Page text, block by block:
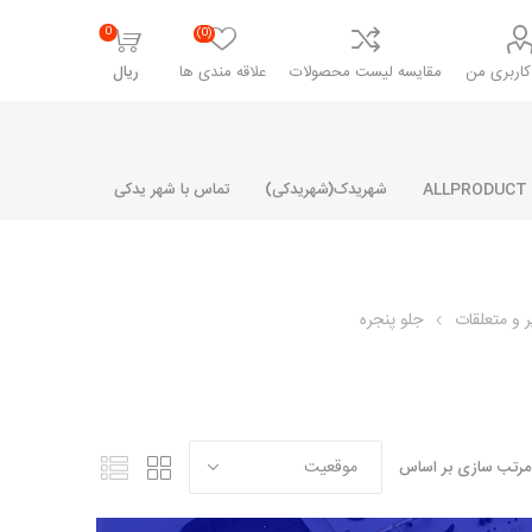
من مقایسه لیست محصولات علاقه مندی ها
(0)
0
ریال
مشترک رنو و ال 90
تخصصی ال 90
تخصصی ال 90 ( وانت )
شهریدک(شهریدکی) تماس با شهر یدکی
و متعلقات جلو پنجره
مرتب سازی بر اساس